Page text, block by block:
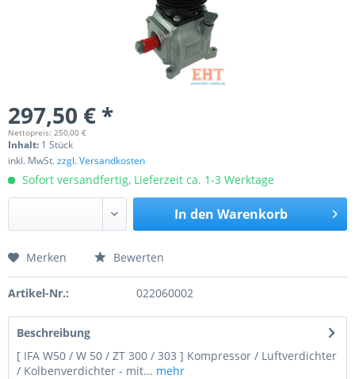
297,50 € *
Nettopreis: 250,00 €
Inhalt: 1 Stück
inkl. MwSt.zzgl. Versandkosten
Sofort versandfertig, Lieferzeit ca. 1-3 Werktage
In den Warenkorb
Preis anfragen
Merken Bewerten
Artikel-Nr.: 022060002
Beschreibung
[ IFA W50 / W 50 / ZT 300 / 303 ] Kompressor / Luftverdichter
/ Kolbenverdichter - mit... mehr